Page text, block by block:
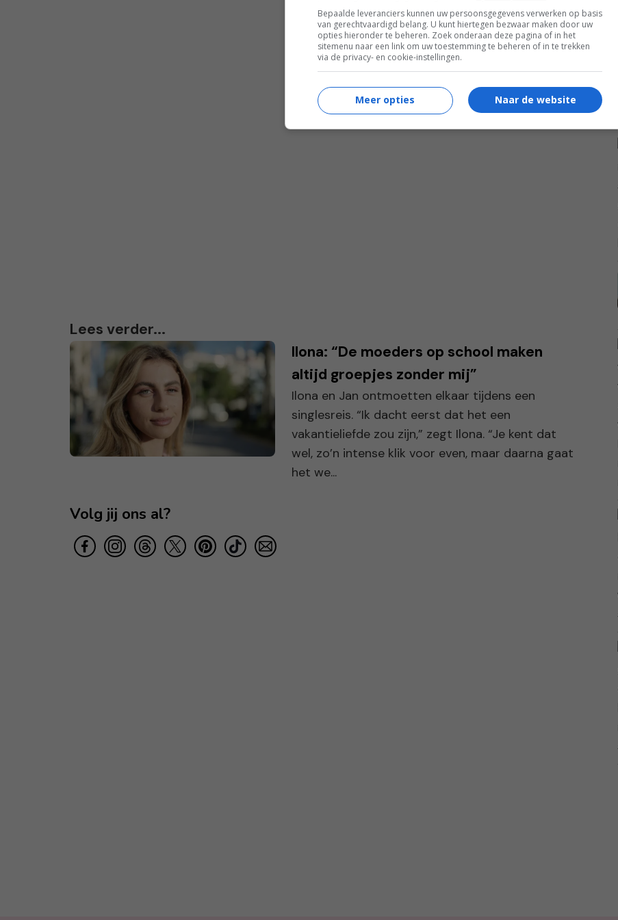
Lees verder...
Ilona: “De moeders op school maken
altijd groepjes zonder mij”
Ilona en Jan ontmoetten elkaar tijdens een
singlesreis. “Ik dacht eerst dat het een
vakantieliefde zou zijn,” zegt Ilona. “Je kent dat
wel, zo’n intense klik voor even, maar daarna gaat
het we...
Volg jij ons al?
Bepaalde leveranciers kunnen uw persoonsgegevens verwerken op basis
van gerechtvaardigd belang. U kunt hiertegen bezwaar maken door uw
opties hieronder te beheren. Zoek onderaan deze pagina of in het
sitemenu naar een link om uw toestemming te beheren of in te trekken
via de privacy- en cookie-instellingen.
Naar de website
Meer opties